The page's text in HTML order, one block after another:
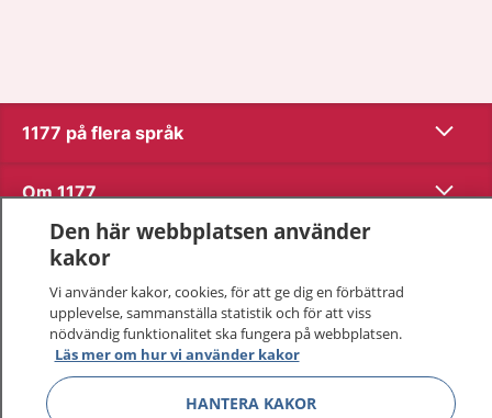
1177 på flera språk Visa
Om 1177 Visa
Kontakt
Behandling av personuppgifter
Hantering av kakor
Den här webbplatsen använder
kakor
Vi använder kakor, cookies, för att ge dig en förbättrad
upplevelse, sammanställa statistik och för att viss
nödvändig funktionalitet ska fungera på webbplatsen.
Läs mer om hur vi använder kakor
HANTERA KAKOR